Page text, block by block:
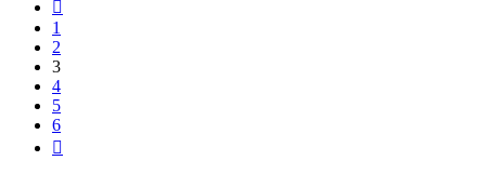
1
2
3
4
5
6